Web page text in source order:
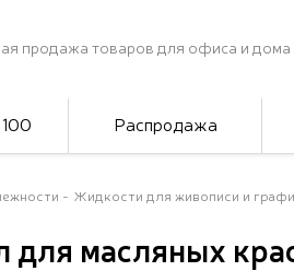
продажа товаров для офиса и дома
Распродажа
Жидкости для живописи и
масляных